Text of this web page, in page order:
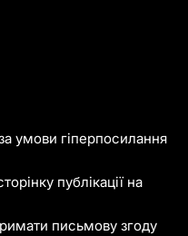
умови гіперпосилання
публікації на
письмову згоду